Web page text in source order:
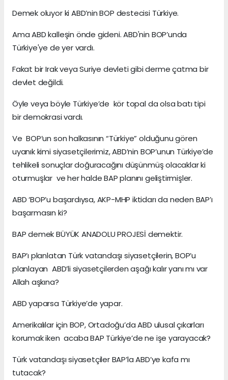
Demek oluyor ki ABD’nin BOP destecisi Türkiye.
Ama ABD kalleşin önde gideni. ABD'nin BOP’unda
Türkiye'ye de yer vardı.
Fakat bir Irak veya Suriye devleti gibi derme çatma bir
devlet değildi.
Öyle veya böyle Türkiye’de kör topal da olsa batı tipi
bir demokrasi vardı.
Ve BOP’un son halkasının “Türkiye” olduğunu gören
uyanık kimi siyasetçilerimiz, ABD’nin BOP’unun Türkiye’de
tehlikeli sonuçlar doğuracağını düşünmüş olacaklar ki
oturmuşlar ve her halde BAP planını geliştirmişler.
ABD ‘BOP’u başardıysa, AKP-MHP iktidarı da neden BAP’ı
başarmasın ki?
BAP demek BÜYÜK ANADOLU PROJESİ demektir.
BAP’ı planlatan Türk vatandaşı siyasetçilerin, BOP’u
planlayan ABD’li siyasetçilerden aşağı kalır yanı mı var
Allah aşkına?
ABD yaparsa Türkiye’de yapar.
Amerikalılar için BOP, Ortadoğu’da ABD ulusal çıkarları
korumak iken acaba BAP Türkiye’de ne işe yarayacak?
Türk vatandaşı siyasetçiler BAP’la ABD’ye kafa mı
tutacak?